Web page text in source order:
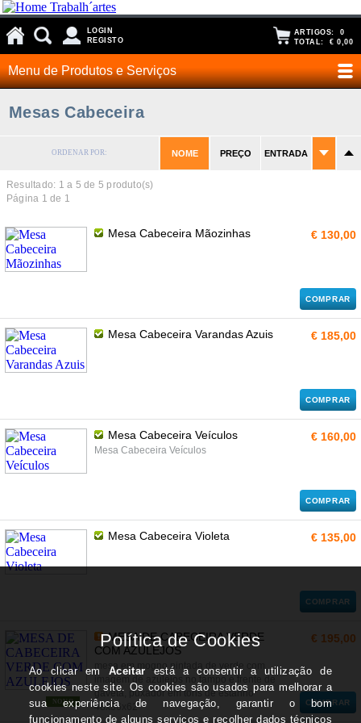
LOGIN
REGISTO
ARTIGOS: 0
TOTAL: € 0,00
Menu de Produtos e Serviços
Mesas Cabeceira
ORDENAR POR: NOME PREÇO ENTRADA
Resultado: 1 a 5 de 5 produto(s)
Página 1 de 1
Mesa Cabeceira Mãozinhas € 130,00
COMPRAR
Mesa Cabeceira Varandas Azuis € 185,00
COMPRAR
Mesa Cabeceira Veículos
Mesa Cabeceira Veículos
€ 160,00
COMPRAR
Mesa Cabeceira Violeta € 135,00
COMPRAR
NOVO
MESA DE CABECEIRA VERDE
COM AZULEJOS
mesa em mogno pintada de verde com
gaveta, puxador em tons de estanho
48x36x62
€ 195,00
COMPRAR